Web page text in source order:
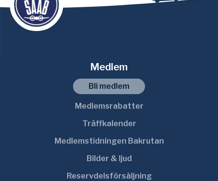
Medlem
Bli medlem
Medlemsrabatter
Träffkalender
Medlemstidningen Bakrutan
Bilder & ljud
Reservdelsförsäljning